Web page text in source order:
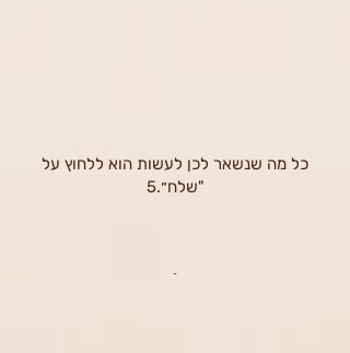
כל מה שנשאר לכן לעשות הוא ללחוץ על
"שלח״.5